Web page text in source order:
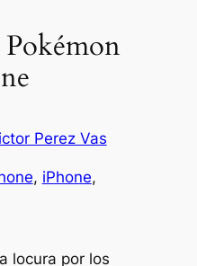
Perez Vas
, iPhone
locura por los